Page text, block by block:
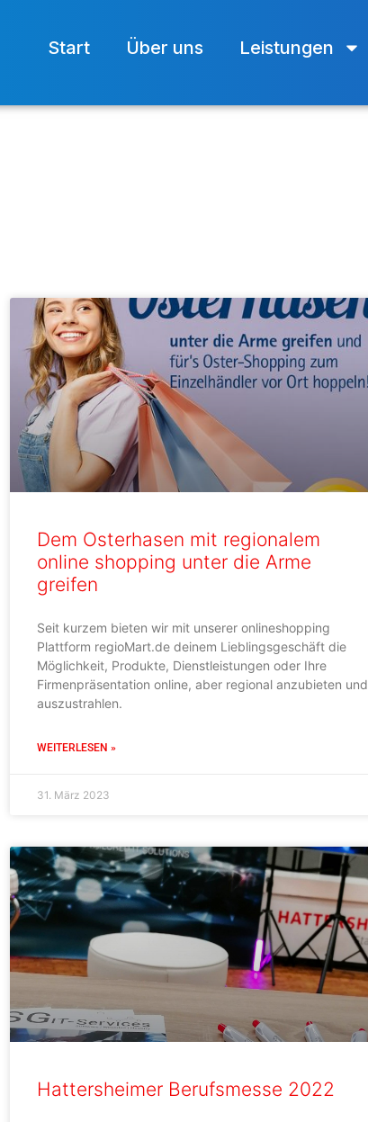
Start Über uns Leistungen
Dem Osterhasen mit regionalem
online shopping unter die Arme
greifen
Seit kurzem bieten wir mit unserer onlineshopping
Plattform regioMart.de deinem Lieblingsgeschäft die
Möglichkeit, Produkte, Dienstleistungen oder Ihre
Firmenpräsentation online, aber regional anzubieten und
auszustrahlen.
WEITERLESEN »
31. März 2023
Hattersheimer Berufsmesse 2022